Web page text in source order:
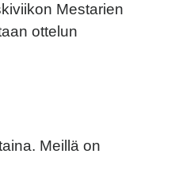
Mestarien
ottelun
Meillä on